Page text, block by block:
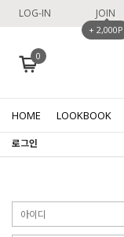
LOG-IN JOIN
+ 2,000P
0
HOME LOOKBOOK
로그인